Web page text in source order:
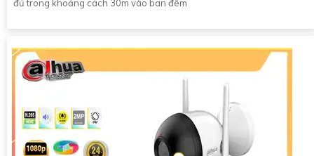
đủ trong khoảng cách 30m vào ban đêm